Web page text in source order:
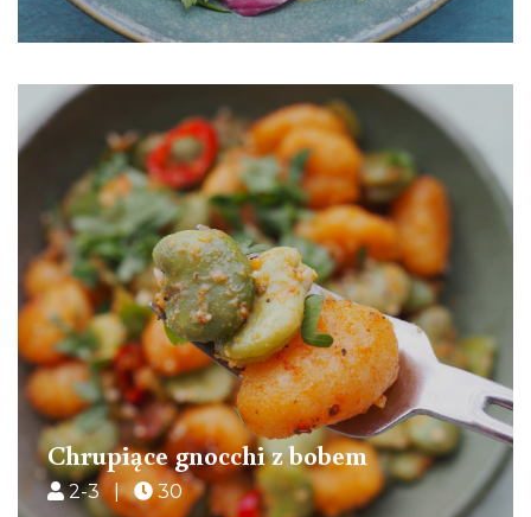
Chrupiące gnocchi z bobem
2-3 | 30